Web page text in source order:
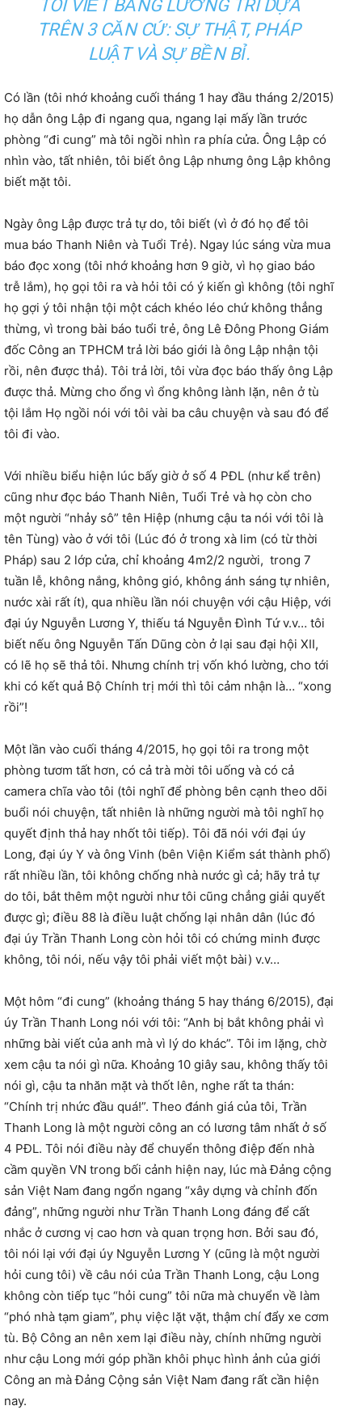
TÔI VIẾT BẰNG LƯƠNG TRI DỰA
TRÊN 3 CĂN CỨ: SỰ THẬT, PHÁP
LUẬT VÀ SỰ BỀN BỈ.
Có lần (tôi nhớ khoảng cuối tháng 1 hay đầu tháng 2/2015)
họ dẫn ông Lập đi ngang qua, ngang lại mấy lần trước
phòng “đi cung” mà tôi ngồi nhìn ra phía cửa. Ông Lập có
nhìn vào, tất nhiên, tôi biết ông Lập nhưng ông Lập không
biết mặt tôi.
Ngày ông Lập được trả tự do, tôi biết (vì ở đó họ để tôi
mua báo Thanh Niên và Tuổi Trẻ). Ngay lúc sáng vừa mua
báo đọc xong (tôi nhớ khoảng hơn 9 giờ, vì họ giao báo
trễ lắm), họ gọi tôi ra và hỏi tôi có ý kiến gì không (tôi nghĩ
họ gợi ý tôi nhận tội một cách khéo léo chứ không thẳng
thừng, vì trong bài báo tuổi trẻ, ông Lê Đông Phong Giám
đốc Công an TPHCM trả lời báo giới là ông Lập nhận tội
rồi, nên được thả). Tôi trả lời, tôi vừa đọc báo thấy ông Lập
được thả. Mừng cho ổng vì ổng không lành lặn, nên ở tù
tội lắm Họ ngồi nói với tôi vài ba câu chuyện và sau đó để
tôi đi vào.
Với nhiều biểu hiện lúc bấy giờ ở số 4 PĐL (như kể trên)
cũng như đọc báo Thanh Niên, Tuổi Trẻ và họ còn cho
một người “nhảy sô” tên Hiệp (nhưng cậu ta nói với tôi là
tên Tùng) vào ở với tôi (Lúc đó ở trong xà lim (có từ thời
Pháp) sau 2 lớp cửa, chỉ khoảng 4m2/2 người, trong 7
tuần lễ, không nắng, không gió, không ánh sáng tự nhiên,
nước xài rất ít), qua nhiều lần nói chuyện với cậu Hiệp, với
đại úy Nguyễn Lương Y, thiếu tá Nguyễn Đình Tứ v.v… tôi
biết nếu ông Nguyễn Tấn Dũng còn ở lại sau đại hội XII,
có lẽ họ sẽ thả tôi. Nhưng chính trị vốn khó lường, cho tới
khi có kết quả Bộ Chính trị mới thì tôi cảm nhận là… “xong
rồi”!
Một lần vào cuối tháng 4/2015, họ gọi tôi ra trong một
phòng tươm tất hơn, có cả trà mời tôi uống và có cả
camera chĩa vào tôi (tôi nghĩ để phòng bên cạnh theo dõi
buổi nói chuyện, tất nhiên là những người mà tôi nghĩ họ
quyết định thả hay nhốt tôi tiếp). Tôi đã nói với đại úy
Long, đại úy Y và ông Vinh (bên Viện Kiểm sát thành phố)
rất nhiều lần, tôi không chống nhà nước gì cả; hãy trả tự
do tôi, bắt thêm một người như tôi cũng chẳng giải quyết
được gì; điều 88 là điều luật chống lại nhân dân (lúc đó
đại úy Trần Thanh Long còn hỏi tôi có chứng minh được
không, tôi nói, nếu vậy tôi phải viết một bài) v.v…
Một hôm “đi cung” (khoảng tháng 5 hay tháng 6/2015), đại
úy Trần Thanh Long nói với tôi: “Anh bị bắt không phải vì
những bài viết của anh mà vì lý do khác”. Tôi im lặng, chờ
xem cậu ta nói gì nữa. Khoảng 10 giây sau, không thấy tôi
nói gì, cậu ta nhăn mặt và thốt lên, nghe rất ta thán:
“Chính trị nhức đầu quá!”. Theo đánh giá của tôi, Trần
Thanh Long là một người công an có lương tâm nhất ở số
4 PĐL. Tôi nói điều này để chuyển thông điệp đến nhà
cầm quyền VN trong bối cảnh hiện nay, lúc mà Đảng cộng
sản Việt Nam đang ngổn ngang “xây dựng và chỉnh đốn
đảng”, những người như Trần Thanh Long đáng để cất
nhắc ở cương vị cao hơn và quan trọng hơn. Bởi sau đó,
tôi nói lại với đại úy Nguyễn Lương Y (cũng là một người
hỏi cung tôi) về câu nói của Trần Thanh Long, cậu Long
không còn tiếp tục “hỏi cung” tôi nữa mà chuyển về làm
“phó nhà tạm giam”, phụ việc lặt vặt, thậm chí đẩy xe cơm
tù. Bộ Công an nên xem lại điều này, chính những người
như cậu Long mới góp phần khôi phục hình ảnh của giới
Công an mà Đảng Cộng sản Việt Nam đang rất cần hiện
nay.